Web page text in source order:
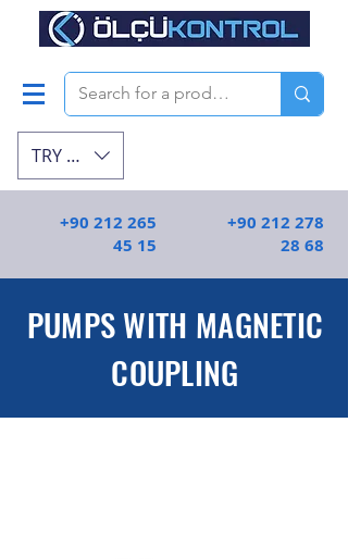
TRY (₺)
+90 212 265
45 15
+90 212 278
28 68
PUMPS WITH MAGNETIC
COUPLING